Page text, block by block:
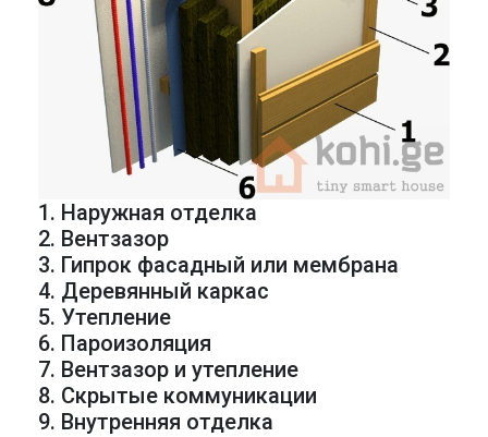
1. Наружная отделка
2. Вентзазор
3. Гипрок фасадный или мембрана
4. Деревянный каркас
5. Утепление
6. Пароизоляция
7. Вентзазор и утепление
8. Скрытые коммуникации
9. Внутренняя отделка